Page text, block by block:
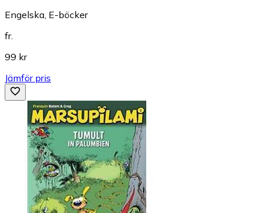
Engelska, E-böcker
fr.
99 kr
Jämför pris